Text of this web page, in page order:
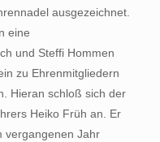
ausgezeichnet.
eine
und Steffi Hommen
zu Ehrenmitgliedern
Hieran schloß sich der
Heiko Früh an. Er
vergangenen Jahr